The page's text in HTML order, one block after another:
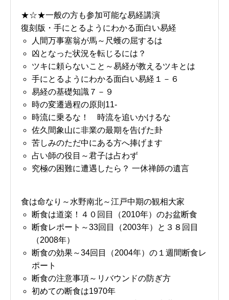
★☆★一般の方も参加可能な易経講演
復刻版・手にとるようにわかる面白い易経
人間万事塞翁が馬～尺蠖の屈するは
凶となった状況を転じるには？
ツキに頼らないこと～易経が教えるツキとは
手にとるようにわかる面白い易経１－６
易経の基礎知識７－９
時の変遷過程の原則11-
時流に乗るな！ 時流を追いかけるな
佐久間象山に非業の最期を告げた卦
苦しみのただ中にある方へ捧げます
占い師の役目～君子は占わず
究極の困難に遭遇したら？ 一休禅師の遺言
食は命なり～水野南北～江戸中期の観相大家
断食は道楽！４０回目（2010年）のお盆断食
断食レポート～33回目（2003年）と３８回目
（2008年）
断食の効果～34回目（2004年）の１週間断食レ
ポート
断食の注意事項～リバウンドの防ぎ方
初めての断食は1970年